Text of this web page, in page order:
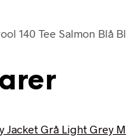
140 Tee Salmon Blå